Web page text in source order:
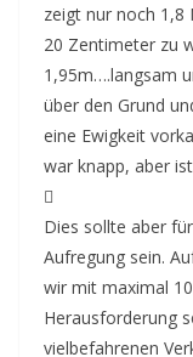
zeigt nur noch 1,8
20 Zentimeter zu
1,95m….langsam
über den Grund
eine Ewigkeit
war knapp, aber

Dies sollte aber
Aufregung sein.
wir mit maximal
Herausforderung
vielbefahrenen